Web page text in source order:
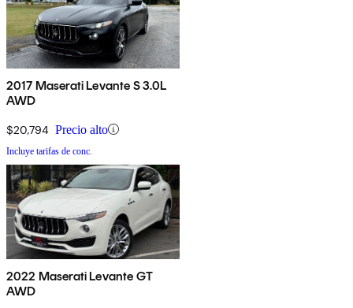
2017 Maserati Levante S 3.0L
AWD
$20,794 Precio alto
Incluye tarifas de conc.
2022 Maserati Levante GT
AWD